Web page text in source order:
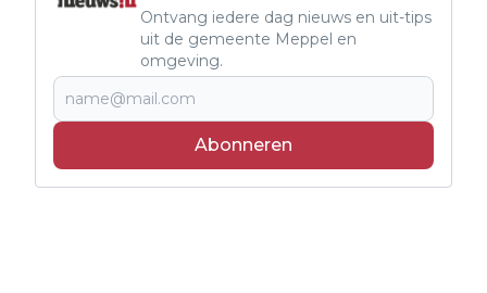
Ontvang iedere dag nieuws en uit-tips
uit de gemeente Meppel en
omgeving.
Abonneren